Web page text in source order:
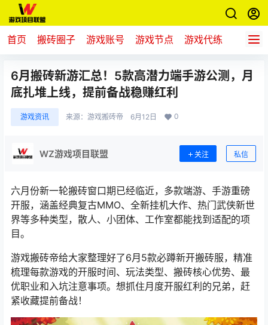
首页 搬砖圈子 游戏账号 游戏节点 游戏代练 新游推
6月搬砖新游汇总！5款高潜力端手游公测，月
底扎堆上线，提前备战稳赚红利
游戏资讯 来源： 游戏搬砖帝 6月12日 0
WZ游戏项目联盟 关注 私信
六月份新一轮搬砖窗口期已经临近，多款端游、手游重磅
开服，涵盖经典复古MMO、全新挂机大作、热门武侠新世
界等多种类型，散人、小团体、工作室都能找到适配的项
目。
游戏搬砖帝给大家整理好了6月5款必蹲新开搬砖服，精准
梳理每款游戏的开服时间、玩法类型、搬砖核心优势、最
优职业和入坑注意事项。想抓住月度开服红利的兄弟，赶
紧收藏提前备战！